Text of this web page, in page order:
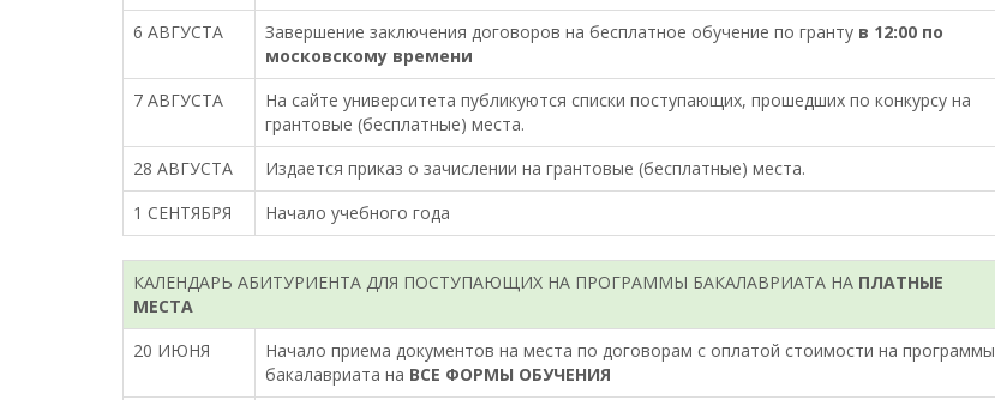
6 АВГУСТА
Завершение заключения договоров на бесплатное обучение по гранту в 12:00 по
московскому времени
7 АВГУСТА
На сайте университета публикуются списки поступающих, прошедших по конкурсу на
грантовые (бесплатные) места.
28 АВГУСТА
Издается приказ о зачислении на грантовые (бесплатные) места.
1 СЕНТЯБРЯ
Начало учебного года
КАЛЕНДАРЬ АБИТУРИЕНТА ДЛЯ ПОСТУПАЮЩИХ НА ПРОГРАММЫ БАКАЛАВРИАТА НА ПЛАТНЫЕ
МЕСТА
20 ИЮНЯ
Начало приема документов на места по договорам с оплатой стоимости на программы
бакалавриата на ВСЕ ФОРМЫ ОБУЧЕНИЯ